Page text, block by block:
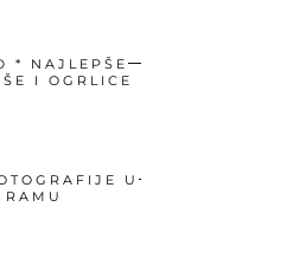
* NAJLEPŠE
I OGRLICE
U